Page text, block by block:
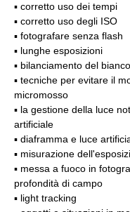
▪️ corretto uso dei tempi
▪️ corretto uso degli ISO
▪️ fotografare senza flash
▪️ lunghe esposizioni
▪️ bilanciamento del bianco
▪️ tecniche per evitare il
micromosso
▪️ la gestione della luce
artificiale
▪️ diaframma e luce
▪️ misurazione
▪️ messa a fuoco in
profondità di campo
▪️ light tracking